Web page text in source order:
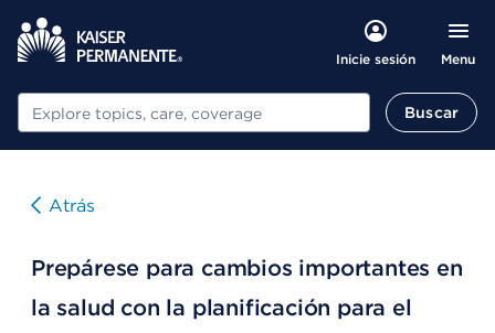
Inicie sesión Menu
Buscar Buscar
Atrás
Prepárese para cambios importantes en
la salud con la planificación para el